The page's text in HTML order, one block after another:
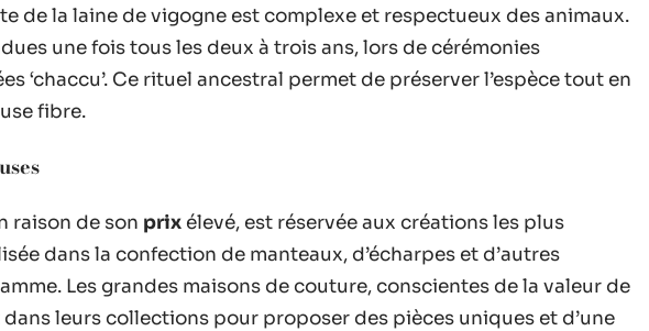
de la laine de vigogne est complexe et respectueux des animaux.
une fois tous les deux à trois ans, lors de cérémonies
‘chaccu’. Ce rituel ancestral permet de préserver l’espèce tout en
fibre.
raison de son prix élevé, est réservée aux créations les plus
dans la confection de manteaux, d’écharpes et d’autres
Les grandes maisons de couture, conscientes de la valeur de
leurs collections pour proposer des pièces uniques et d’une